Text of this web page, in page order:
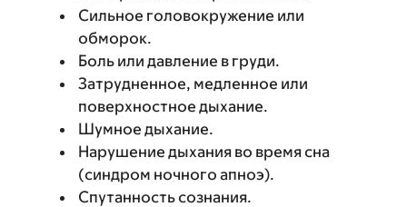
Сильное головокружение или
обморок.
Боль или давление в груди.
Затрудненное, медленное или
поверхностное дыхание.
Шумное дыхание.
Нарушение дыхания во время сна
(синдром ночного апноэ).
Спутанность сознания.